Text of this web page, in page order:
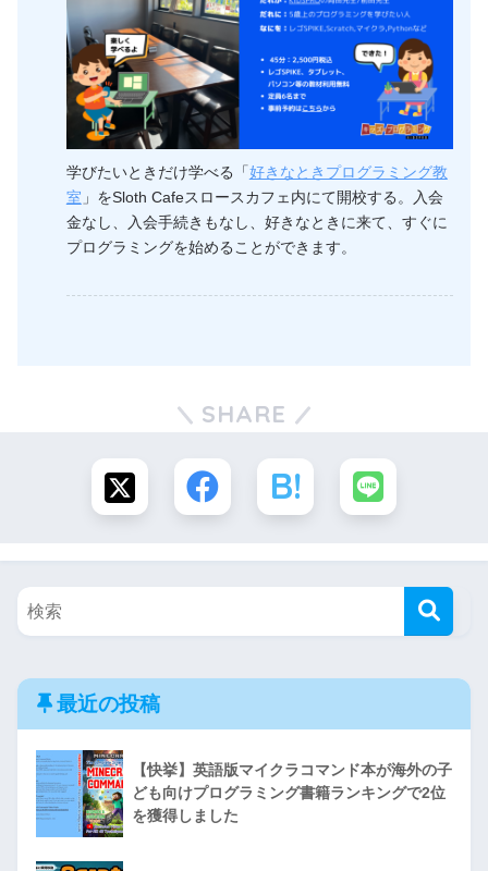
学びたいときだけ学べる「好きなときプログラミング教
室 」をSloth Cafeスロースカフェ内にて開校する。入会
金なし、入会手続きもなし、好きなときに来て、すぐに
プログラミングを始めることができます。
SHARE
最近の投稿
【快挙】英語版マイクラコマンド本が海外の子
ども向けプログラミング書籍ランキングで2位
を獲得しました